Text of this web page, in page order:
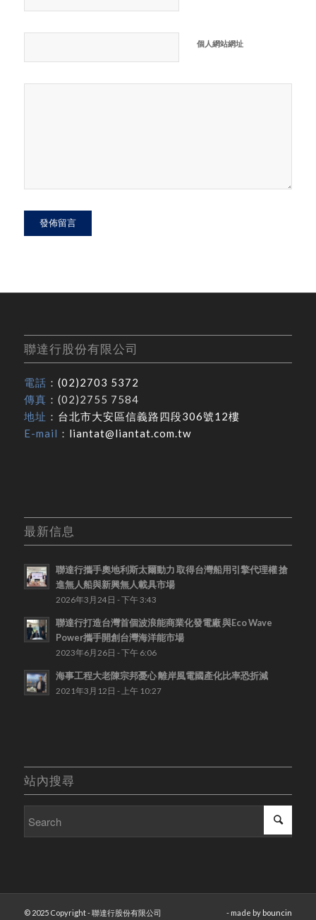
個人網站網址
聯達行股份有限公司
電話 ： (02)2703 5372
傳真 ：(02)2755 7584
地址 ： 台北市大安區信義路四段306號12樓
E-mail ： liantat@liantat.com.tw
最新信息
聯達行攜手奧地利斯太爾動力 取得台灣船用引擎代理權 搶
進無人船與新興無人載具市場
2026年3月24日 - 下午 3:43
聯達行打造台灣首個波浪能商業化發電廠 與Eco Wave
Power攜手開創台灣海洋能市場
2023年6月26日 - 下午 6:06
海事工程大老陳宗邦憂心 離岸風電國產化比率恐折減
2021年3月12日 - 上午 10:27
站內搜尋
© 2025 Copyright - 聯達行股份有限公司 - made by bouncin